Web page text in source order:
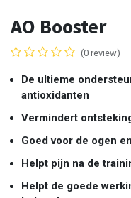
AO Booster
(0 review)
De ultieme
antioxidanten
Vermindert
Goed voor de ogen
Helpt pijn na de
Helpt de goede